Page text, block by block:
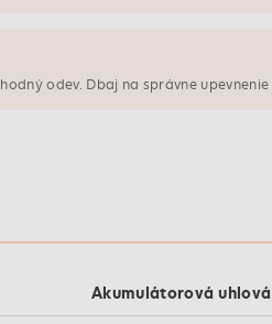
odev. Dbaj na správne
Akumulátorová